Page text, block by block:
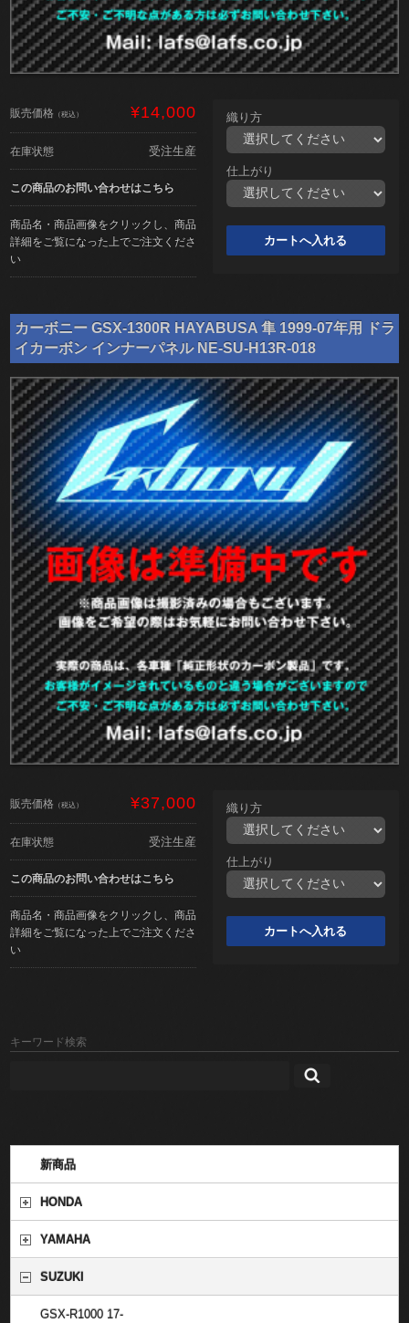
販売価格 （税込） ¥14,000
在庫状態 受注生産
この商品のお問い合わせはこちら
商品名・商品画像をクリックし、商品
詳細をご覧になった上でご注文くださ
い
織り方
仕上がり
カーボニー GSX-1300R HAYABUSA 隼 1999-07年用 ドラ
イカーボン インナーパネル NE-SU-H13R-018
販売価格 （税込） ¥37,000
在庫状態 受注生産
この商品のお問い合わせはこちら
商品名・商品画像をクリックし、商品
詳細をご覧になった上でご注文くださ
い
織り方
仕上がり
キーワード検索
新商品
HONDA
YAMAHA
SUZUKI
GSX-R1000 17-